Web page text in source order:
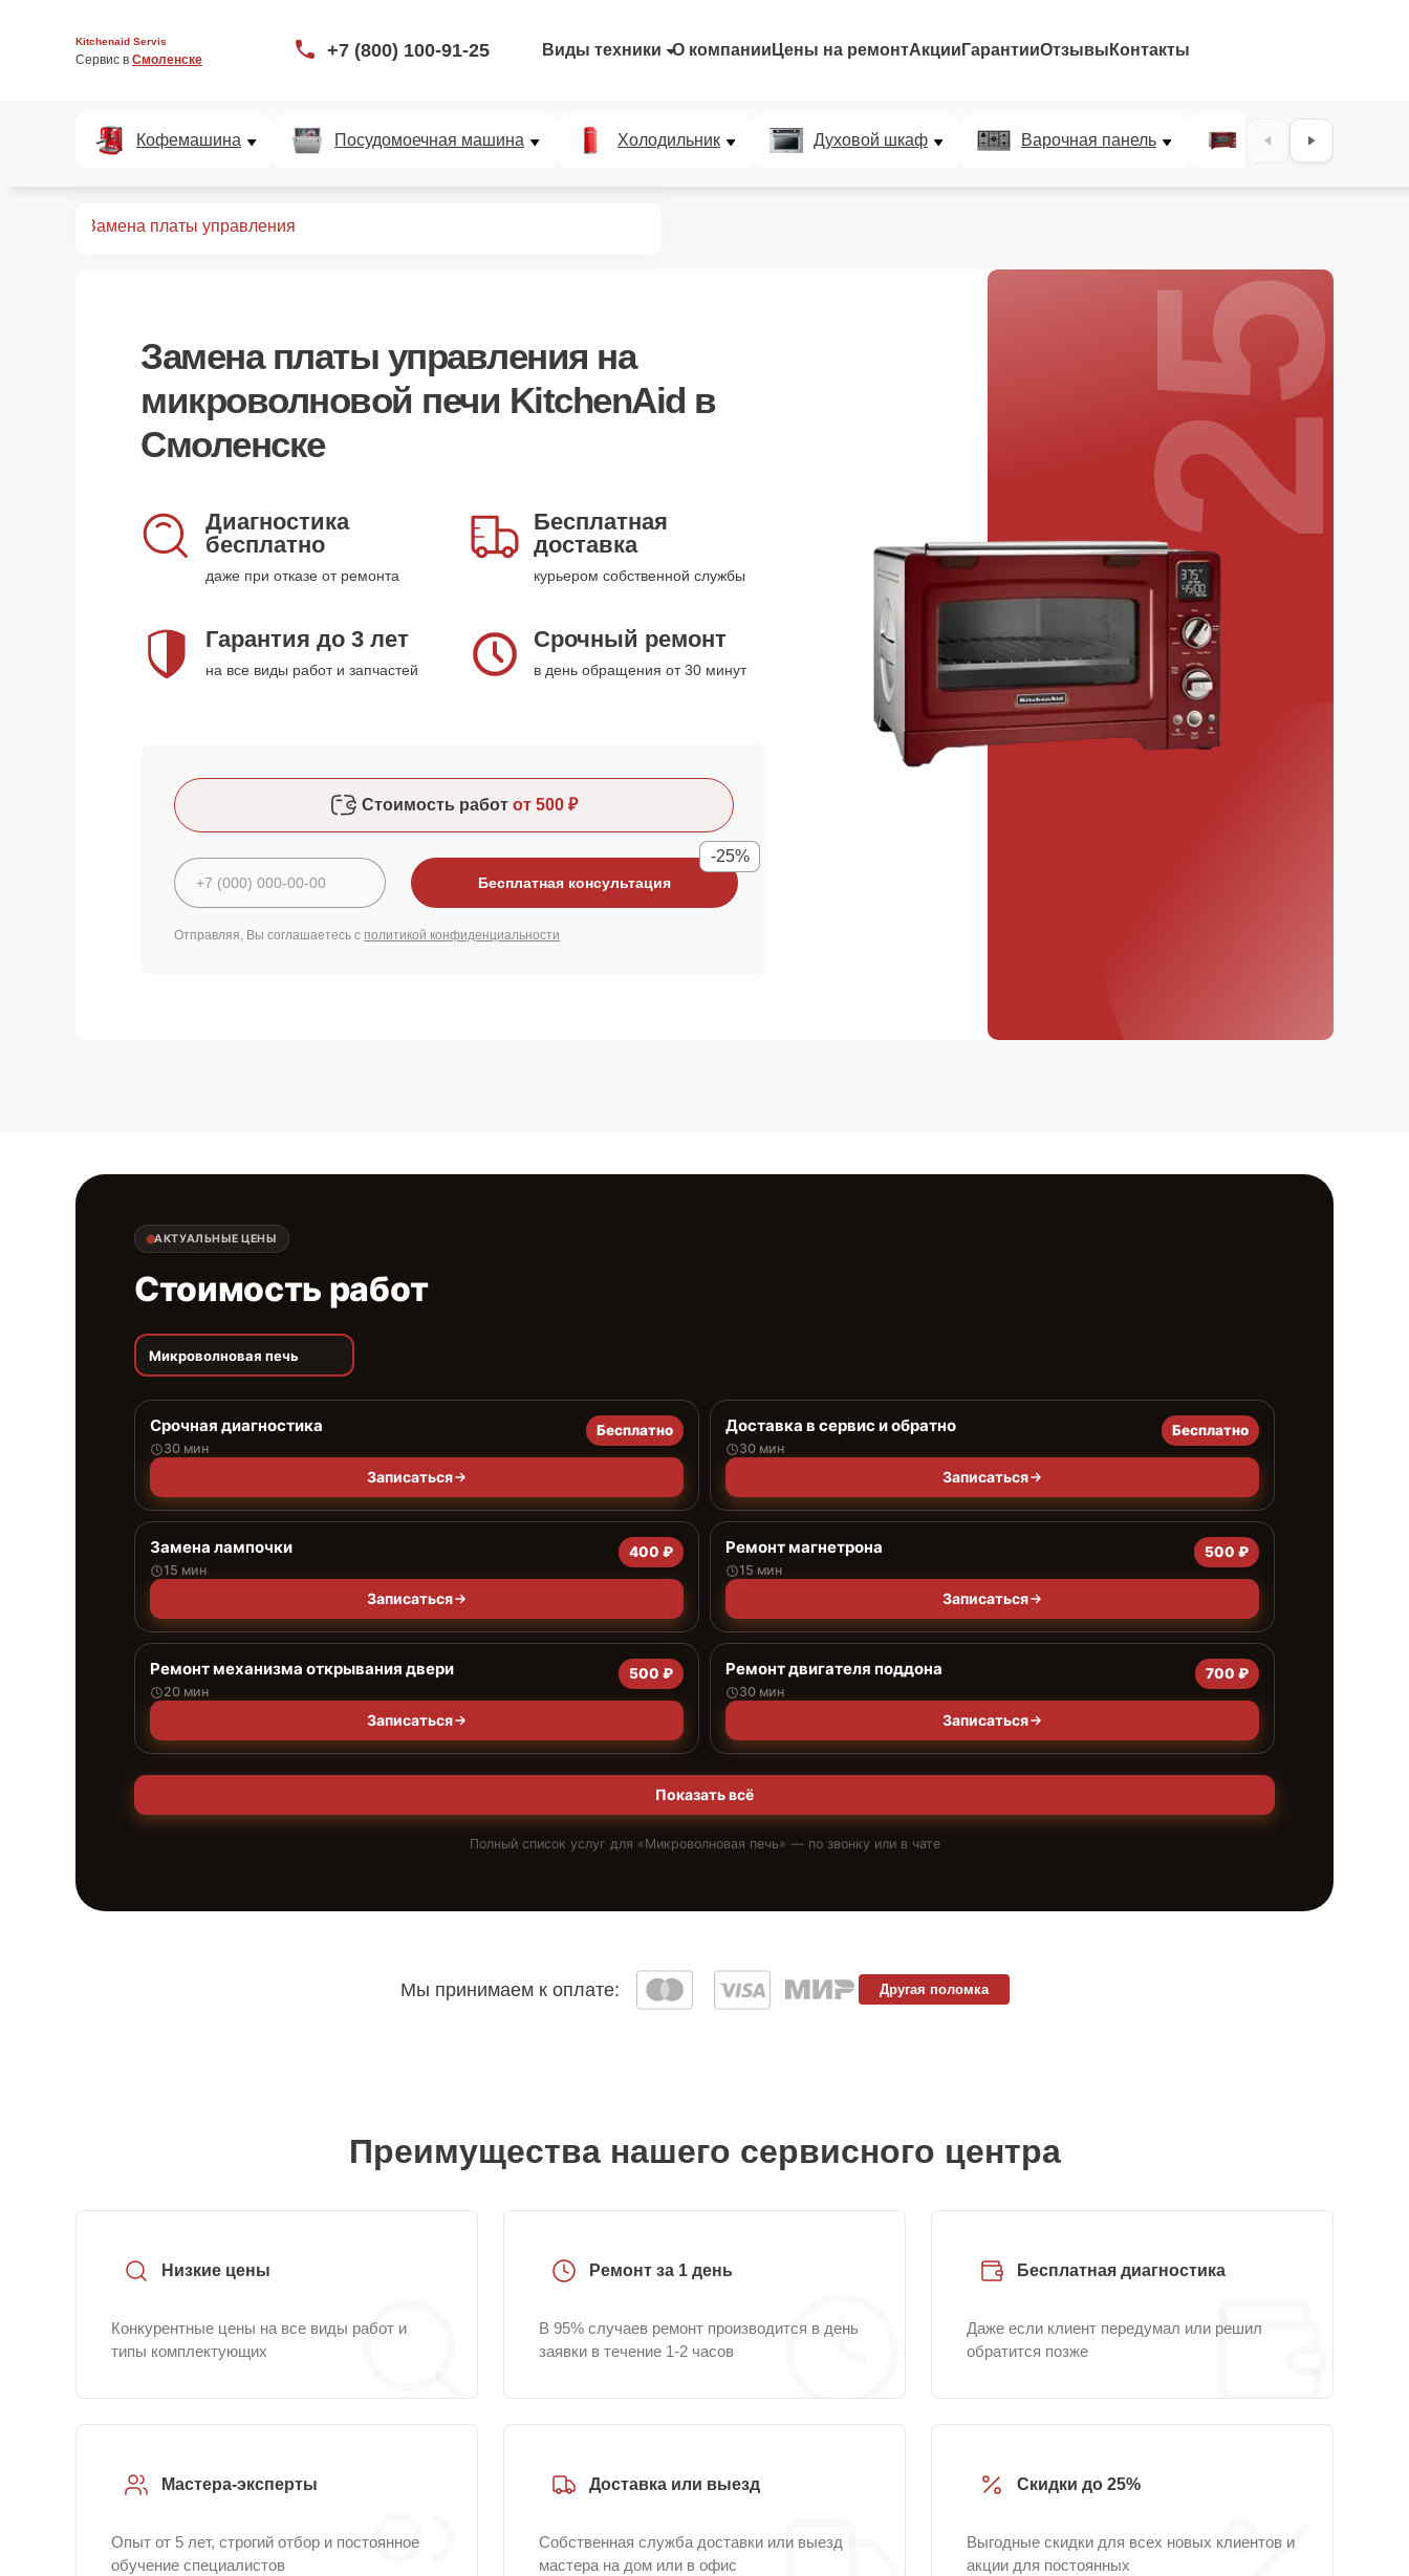
Kitchenaid Servis
Сервис в Смоленске +7 (800) 100-91-25 Виды техники О компании Цены на ремонтАкции ГарантииОтзывы Контакты
Кофемашина Посудомоечная машина Холодильник Духовой шкаф Варочная панель Микроволновая
Замена платы управления
Замена платы управления на
микроволновой печи KitchenAid в
Смоленске
Диагностика
бесплатно
даже при отказе от ремонта
Бесплатная
доставка
курьером собственной службы
Гарантия до 3 лет
на все виды работ и запчастей
Срочный ремонт
в день обращения от 30 минут
Стоимость работ от 500 ₽
Бесплатная консультация
-25%
Отправляя, Вы соглашаетесь с политикой конфиденциальности
25%
АКТУАЛЬНЫЕ ЦЕНЫ
Стоимость работ
Микроволновая печь
Срочная диагностика
30 мин
Бесплатно
Записаться
Доставка в сервис и обратно
30 мин
Бесплатно
Записаться
Замена лампочки
15 мин
400 ₽
Записаться
Ремонт магнетрона
15 мин
500 ₽
Записаться
Ремонт механизма открывания двери
20 мин
500 ₽
Записаться
Ремонт двигателя поддона
30 мин
700 ₽
Записаться
Показать всё
Полный список услуг для «Микроволновая печь» — по звонку или в чате
Мы принимаем к оплате: Другая поломка
Преимущества нашего сервисного центра
Низкие цены
Конкурентные цены на все виды работ и
типы комплектующих
Ремонт за 1 день
В 95% случаев ремонт производится в день
заявки в течение 1-2 часов
Бесплатная диагностика
Даже если клиент передумал или решил
обратится позже
Мастера-эксперты
Опыт от 5 лет, строгий отбор и постоянное
обучение специалистов
Доставка или выезд
Собственная служба доставки или выезд
мастера на дом или в офис
Скидки до 25%
Выгодные скидки для всех новых клиентов и
акции для постоянных